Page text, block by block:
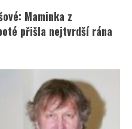
Maminka z
přišla nejtvrdší rána